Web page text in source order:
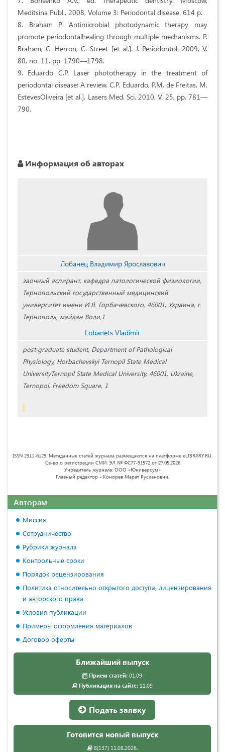
Meditsina Publ., 2008, Volume 3: Periodontal disease. 614 p.
8. Braham P. Antimicrobial photodynamic therapy may
promote periodontalhealing through multiple mechanisms. P.
Braham, C. Herron, C. Street [et al.]. J. Periodontol. 2009, V.
80, no. 11. pp. 1790—1798.
9. Eduardo C.P. Laser phototherapy in the treatment of
periodontal disease: A review. C.P. Eduardo, P.M. de Freitas, M.
EstevesOliveira [et al.]. Lasers Med. Sci. 2010, V. 25, pp. 781—
790.
Информация об авторах
Лобанец Владимир Ярославович
заочный аспирант, кафедра патологической физиологии,
Тернопольский государственный медицинский
университет имени И.Я. Горбачевского, 46001, Украина, г.
Тернополь, майдан Воли,1
Lobanets Vladimir
post-graduate student, Department of Pathological
Physiology, Horbachevskyi Ternopil State Medical
UniversityTernopil State Medical University, 46001, Ukraine,
Ternopol, Freedom Square, 1
ISSN 2311-6129. Метаданные статей журнала размещаются на платформе eLIBRARY.RU.
Св-во о регистрации СМИ: ЭЛ № ФС77-91572 от 27.05.2026
Учредитель журнала: ООО «Юниверсум»
Главный редактор - Конорев Марат Русланович.
Авторам
Миссия
Сотрудничество
Рубрики журнала
Контрольные сроки
Порядок рецензирования
Политика относительно открытого доступа, лицензирования
и авторского права
Условия публикации
Примеры оформления материалов
Договор оферты
Ближайший выпуск
Прием статей: 01.09
Публикация на сайте:11.09
Подать заявку
Готовится новый выпуск
8(137) 11.08.2026.